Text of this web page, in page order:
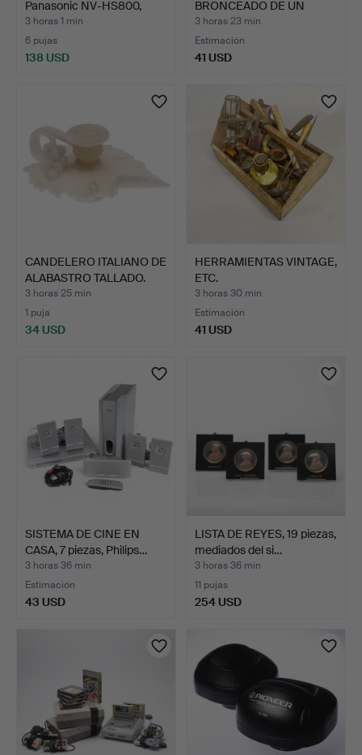
Panasonic NV-HS800,
años…
3 horas 1 min
6 pujas
138 USD
BRONCEADO DE UN
GRANJERO.
3 horas 23 min
Estimación
41 USD
CANDELERO ITALIANO DE
ALABASTRO TALLADO.
3 horas 25 min
1 puja
34 USD
HERRAMIENTAS VINTAGE,
ETC.
3 horas 30 min
Estimación
41 USD
SISTEMA DE CINE EN
CASA, 7 piezas, Philips…
3 horas 36 min
Estimación
43 USD
LISTA DE REYES, 19 piezas,
mediados del si…
3 horas 36 min
11 pujas
254 USD